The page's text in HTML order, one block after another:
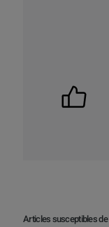
Articles susceptibles